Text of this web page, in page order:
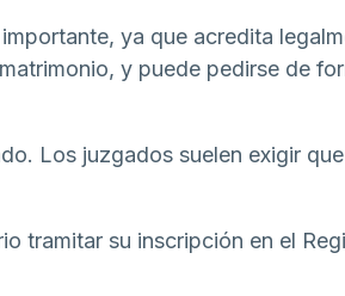
ya que acredita
y puede pedirse de
Los juzgados suelen exigir
tramitar su inscripción en el